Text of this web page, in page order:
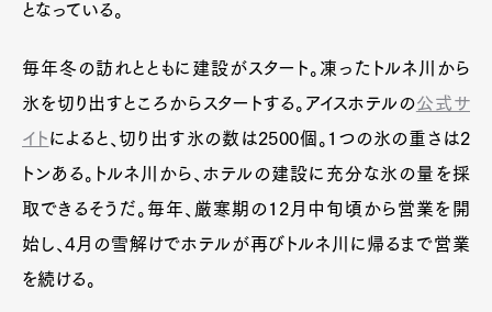
となっている。
毎年冬の訪れとともに建設がスタート。凍ったトルネ川から
氷を切り出すところからスタートする。アイスホテルの公式サ
イトによると、切り出す氷の数は2500個。1つの氷の重さは2
トンある。トルネ川から、ホテルの建設に充分な氷の量を採
取できるそうだ。毎年、厳寒期の12月中旬頃から営業を開
始し、4月の雪解けでホテルが再びトルネ川に帰るまで営業
を続ける。